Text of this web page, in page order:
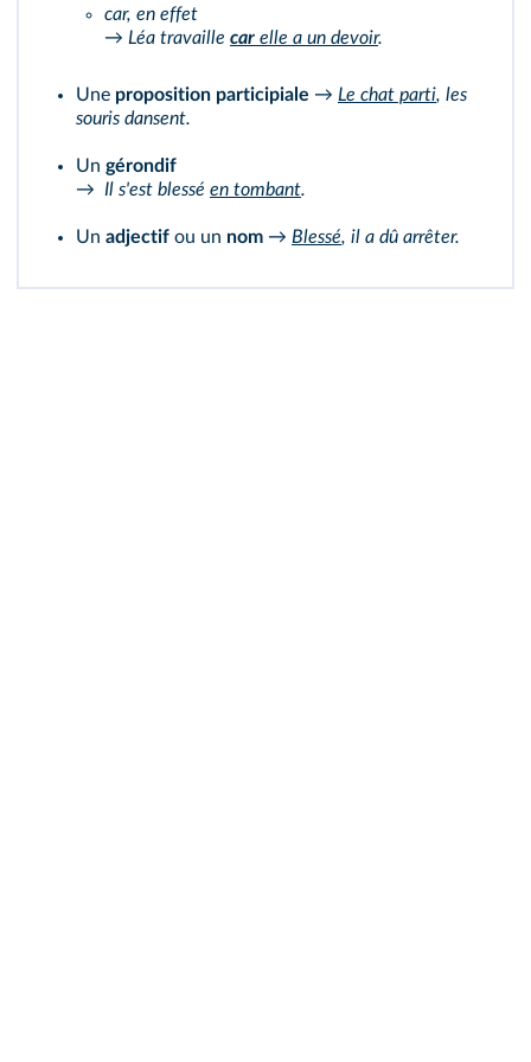
car, en effet
→ Léa travaille car elle a un devoir.
Une proposition participiale → Le chat parti, les
souris dansent.
Un gérondif
→
Il s'est blessé en tombant.
Un adjectif ou un nom → Blessé, il a dû arrêter.